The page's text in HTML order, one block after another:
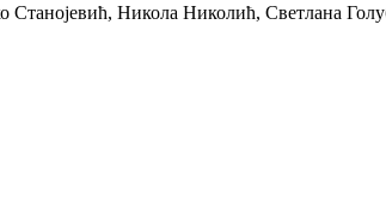
Никола Николић, Светлана